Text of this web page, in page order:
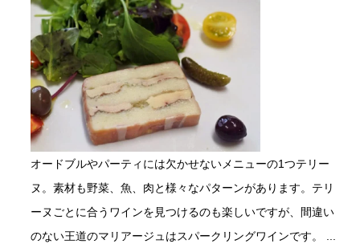
オードブルやパーティには欠かせないメニューの1つテリー
ヌ。素材も野菜、魚、肉と様々なパターンがあります。テリ
ーヌごとに合うワインを見つけるのも楽しいですが、間違い
のない王道のマリアージュはスパークリングワインです。 ...